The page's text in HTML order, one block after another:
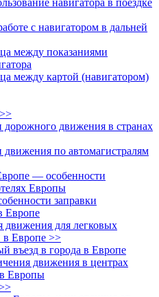
с навигатором в дальней
между показаниями
между картой (навигатором)
дорожного движения в странах
движения по автомагистралям
— особенности
Европы
заправки
Европе
движения для легковых
в Европе >>
въезд в города в Европе
движения в центрах
Европы